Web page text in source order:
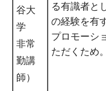
谷大
学
非常
勤講
師）
る有識者と
の経験を有
プロモーシ
ただくため。